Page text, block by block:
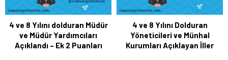
TEKİN’İN KATILIMIYLA BAŞLADI
T.C. Milli Eğitim Bakanlığı – SONUÇ AÇIKLAMA SİSTEMİ
Düzce’de Anaokulunun Çevre Bilinci ve Sıfır Atık Projesi
Dünya Çapında Derece Aldı
13.779,39
4 ve 8 Yılını dolduran Müdür
ve Müdür Yardımcıları
Açıklandı – Ek 2 Puanları
4 ve 8 Yılını Dolduran
Yöneticileri ve Münhal
Kurumları Açıklayan İller